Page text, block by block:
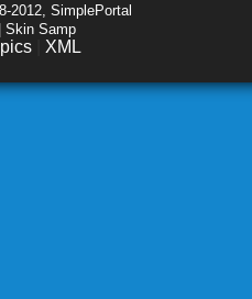
2012, SimplePortal
Skin Samp
XML